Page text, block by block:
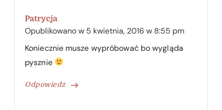
Patrycja
Opublikowano w 5 kwietnia, 2016 w 8:55 pm
Odpowiedz
Koniecznie musze wypróbować bo wygląda
pysznie